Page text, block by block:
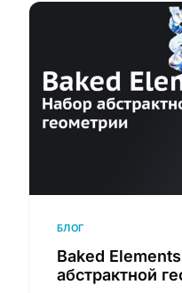
БЛОГ
Baked
абстрактной